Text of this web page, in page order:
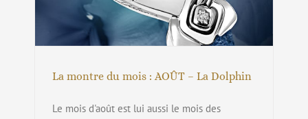
La montre du mois : AOÛT – La Dolphin
Le mois d'août est lui aussi le mois des